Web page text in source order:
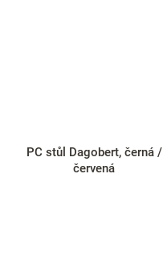
PC stůl Dagobert, černá /
červená